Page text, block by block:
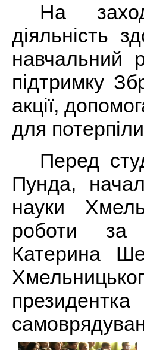
На
діяльність
навчальний
підтримку
акції,
для
Перед
Пунда,
науки
роботи за
Катерина